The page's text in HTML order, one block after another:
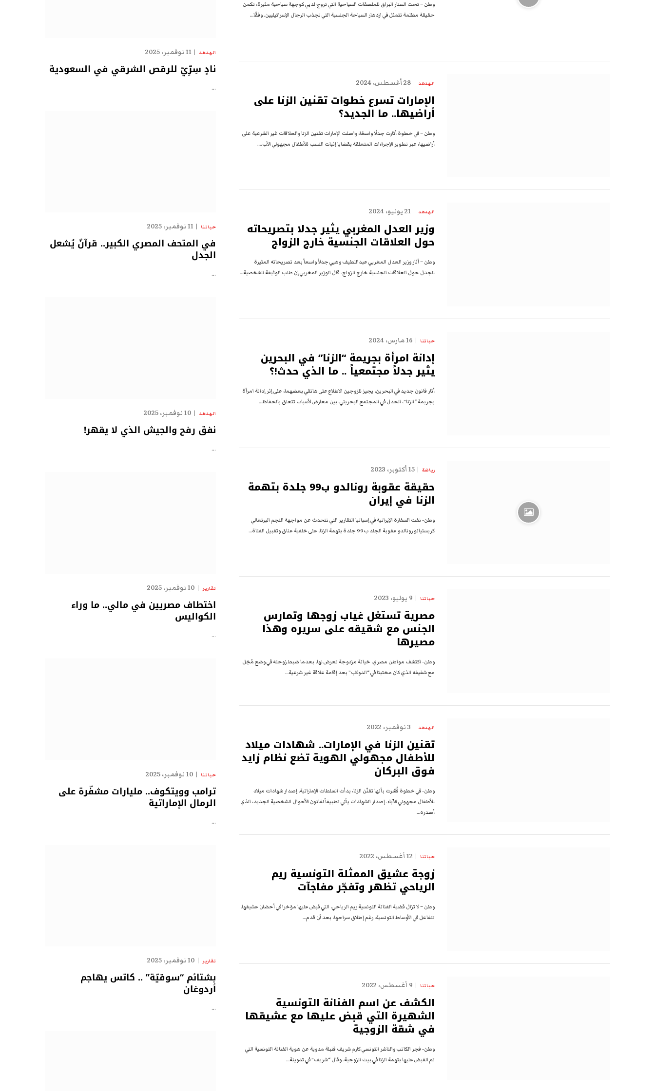
وطن – تحت الستار البراق للملصقات السياحية التي تروج لدبي كوجهة سياحية مثيرة، تكمن
حقيقة مظلمة تتمثل في ازدهار السياحة الجنسية التي تجذب الرجال الإسرائيليين. وفقًا…
الهدهد 28 أغسطس، 2024
الإمارات تسرع خطوات تقنين الزنا على
أراضيها.. ما الجديد؟
وطن – في خطوة أثارت جدلًا واسعًا، واصلت الإمارات تقنين الزنا والعلاقات غير الشرعية على
أراضيها، عبر تطوير الإجراءات المتعلقة بقضايا إثبات النسب للأطفال مجهولي الأب.…
الهدهد 21 يونيو، 2024
وزير العدل المغربي يثير جدلا بتصريحاته
حول العلاقات الجنسية خارج الزواج
وطن – أثار وزير العدل المغربي عبداللطيف وهبي جدلاً واسعاً بعد تصريحاته المثيرة
للجدل حول العلاقات الجنسية خارج الزواج. قال الوزير المغربي إن طلب الوثيقة الشخصية…
حياتنا 16 مارس، 2024
إدانة امرأة بجريمة “الزنا” في البحرين
يثير جدلاً مجتمعياً .. ما الذي حدث!؟
أثار قانون جديد في البحرين، يجيز للزوجين الاطلاع على هاتفي بعضهما، على إثر إدانة امرأة
بجريمة “الزنا”، الجدل في المجتمع البحريني، بين معارض لأسباب تتعلق بالحفاظ…
رياضة 15 أكتوبر، 2023
حقيقة عقوبة رونالدو ب99 جلدة بتهمة
الزنا في إيران
وطن- نفت السفارة الإيرانية في إسبانيا التقارير التي تتحدث عن مواجهة النجم البرتغالي
كريستيانو رونالدو عقوبة الجلد ب99 جلدة بتهمة الزنا، على خلفية عناق وتقبيل الفتاة…
حياتنا 9 يوليو، 2023
مصرية تستغل غياب زوجها وتمارس
الجنس مع شقيقه على سريره وهذا
مصيرها
وطن- اكتشف مواطن مصري، خيانة مزدوجة تعرض لها، بعدما ضبط زوجته في وضع مُخِل
مع شقيقه الذي كان مختبئا في “الدولاب” بعد إقامة علاقة غير شرعية…
الهدهد 3 نوفمبر، 2022
تقنين الزنا في الإمارات.. شهادات ميلاد
للأطفال مجهولي الهوية تضع نظام زايد
فوق البركان
وطن- في خطوة فُسّرت بأنها تقنّن الزنا، بدأت السلطات الإماراتية، إصدار شهادات ميلاد
للأطفال مجهولي الآباء. إصدار الشهادات يأتي تطبيقاً لقانون الأحوال الشخصية الجديد، الذي
أصدره…
حياتنا 12 أغسطس، 2022
زوجة عشيق الممثلة التونسية ريم
الرياحي تظهر وتفجّر مفاجآت
وطن – لا تزال قضية الفنانة التونسية ريم الرياحي، التي قبض عليها مؤخرا في أحضان عشيقها،
تتفاعل في الأوساط التونسية، رغم إطلاق سراحها، بعد أن قدم…
حياتنا 9 أغسطس، 2022
الكشف عن اسم الفنانة التونسية
الشهيرة التي قبض عليها مع عشيقها
في شقة الزوجية
وطن- فجر الكاتب والناشر التونسي كارم شريف قنبلة مدوية عن هوية الفنانة التونسية التي
تم القبض عليها بتهمة الزنا في بيت الزوجية. وقال “شريف” في تدوينة…
الهدهد 11 نوفمبر، 2025
نادٍ سِرِّيّ للرقص الشرقي في السعودية
…
حياتنا 11 نوفمبر، 2025
في المتحف المصري الكبير.. قرآنٌ يُشعل
الجدل
…
الهدهد 10 نوفمبر، 2025
نفق رفح والجيش الذي لا يقهر!
…
تقارير 10 نوفمبر، 2025
اختطاف مصريين في مالي.. ما وراء
الكواليس
…
حياتنا 10 نوفمبر، 2025
ترامب وويتكوف.. مليارات مشفّرة على
الرمال الإماراتية
…
تقارير 10 نوفمبر، 2025
بشتائم “سوقيّة” .. كاتس يهاجم
أردوغان
…